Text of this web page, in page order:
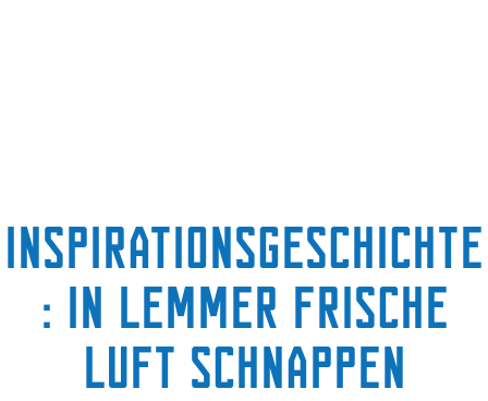
Inspirationsgeschichte
: In Lemmer frische
Luft schnappen